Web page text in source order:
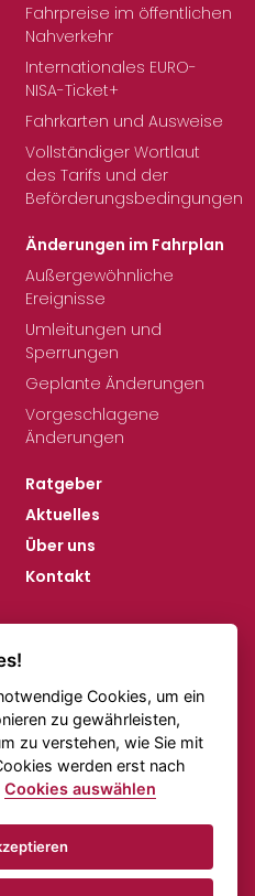
Fahrpreise im öffentlichen
Nahverkehr
Internationales EURO-
NISA-Ticket+
Fahrkarten und Ausweise
Vollständiger Wortlaut
des Tarifs und der
Beförderungsbedingungen
Änderungen im Fahrplan
Außergewöhnliche
Ereignisse
Umleitungen und
Sperrungen
Geplante Änderungen
Vorgeschlagene
Änderungen
Ratgeber
Aktuelles
Über uns
Kontakt
Online-Verkehr
vorbehalten.
Cookies, um ein
zu gewährleisten,
zu verstehen, wie Sie mit
werden erst nach
Cookies auswählen